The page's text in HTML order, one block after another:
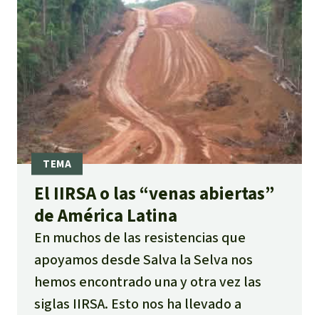
El IIRSA o las “venas abiertas”
de América Latina
En muchos de las resistencias que
apoyamos desde Salva la Selva nos
hemos encontrado una y otra vez las
siglas IIRSA. Esto nos ha llevado a